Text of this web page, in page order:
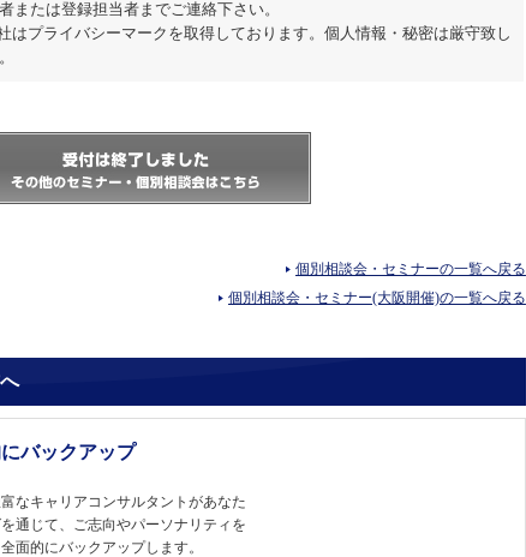
または登録担当者までご連絡下さい。
はプライバシーマークを取得しております。個人情報・秘密は厳守致し
個別相談会・セミナーの一覧へ戻る
個別相談会・セミナー(大阪開催)の一覧へ戻る
バックアップ
なキャリアコンサルタントがあなた
通じて、ご志向やパーソナリティを
面的にバックアップします。